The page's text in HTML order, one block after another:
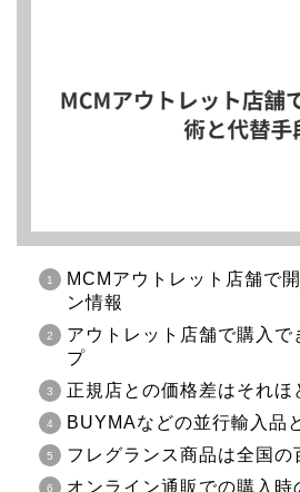
MCMアウトレット店舗で
ン情報
アウトレット店舗で購入で
プ
正規店との価格差はそれほ
BUYMAなどの並行輸入品
フレグランス商品は全国の
オンライン通販での購入時